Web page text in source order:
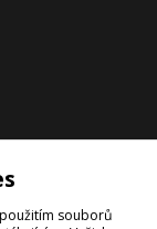
souborů